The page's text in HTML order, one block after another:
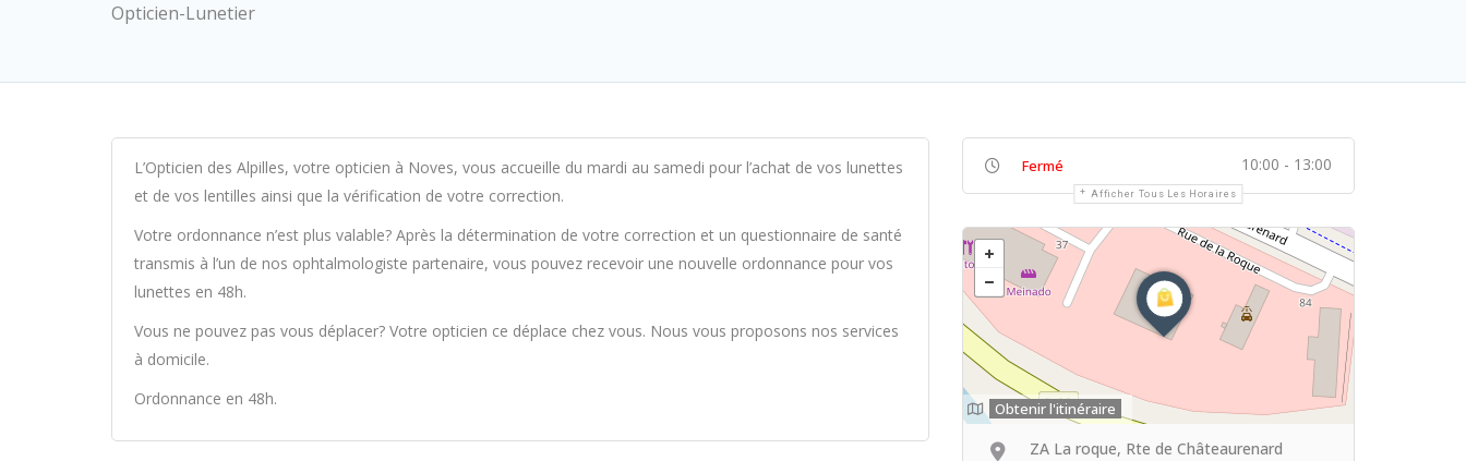
Opticien-Lunetier
L’Opticien des Alpilles, votre opticien à Noves, vous accueille du mardi au samedi pour l’achat de vos lunettes
et de vos lentilles ainsi que la vérification de votre correction.
Votre ordonnance n’est plus valable? Après la détermination de votre correction et un questionnaire de santé
transmis à l’un de nos ophtalmologiste partenaire, vous pouvez recevoir une nouvelle ordonnance pour vos
lunettes en 48h.
Vous ne pouvez pas vous déplacer? Votre opticien ce déplace chez vous. Nous vous proposons nos services
à domicile.
Ordonnance en 48h.
Fermé 10:00 - 13:00
Afficher Tous Les Horaires
Obtenir l'itinéraire
ZA La roque, Rte de Châteaurenard